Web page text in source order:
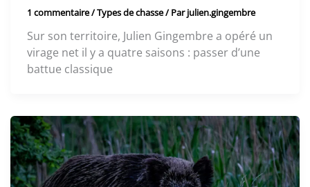
1 commentaire/Types de chasse/ Parjulien.gingembre
Sur son territoire, Julien Gingembre a opéré un
virage net il y a quatre saisons : passer d’une
battue classique